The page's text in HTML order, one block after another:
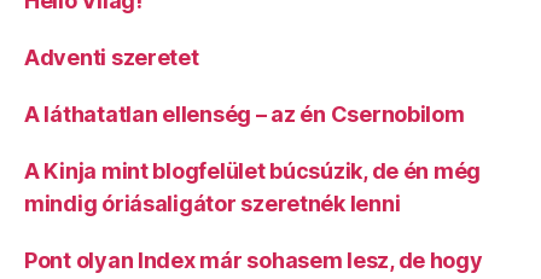
Adventi szeretet
A láthatatlan ellenség – az én Csernobilom
A Kinja mint blogfelület búcsúzik, de én még
mindig óriásaligátor szeretnék lenni
Pont olyan Index már sohasem lesz, de hogy